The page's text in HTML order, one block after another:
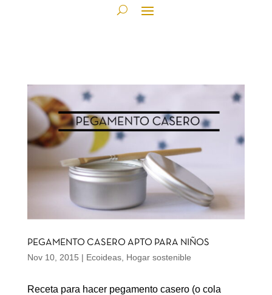
PEGAMENTO CASERO APTO PARA NIÑOS
Nov 10, 2015 | Ecoideas, Hogar sostenible
Receta para hacer pegamento casero (o cola